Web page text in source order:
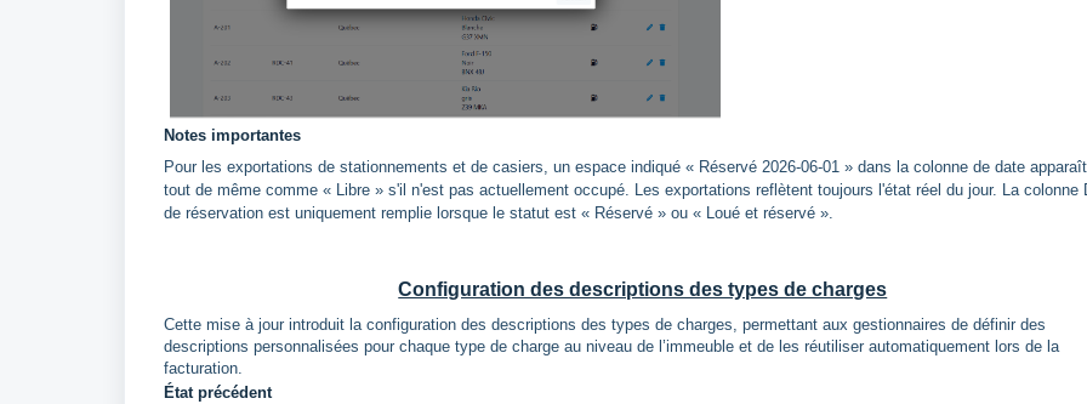
Notes importantes
Pour les exportations de stationnements et de casiers, un espace indiqué « Réservé 2026-06-01 » dans la colonne de date
tout de même comme « Libre » s'il n'est pas actuellement occupé. Les exportations reflètent toujours l'état réel du jour. La colonne
de réservation est uniquement remplie lorsque le statut est « Réservé » ou « Loué et réservé ».
Configuration des descriptions des types de charges
Cette mise à jour introduit la configuration des descriptions des types de charges, permettant aux gestionnaires de définir des
descriptions personnalisées pour chaque type de charge au niveau de l’immeuble et de les réutiliser automatiquement lors de la
facturation.
État précédent